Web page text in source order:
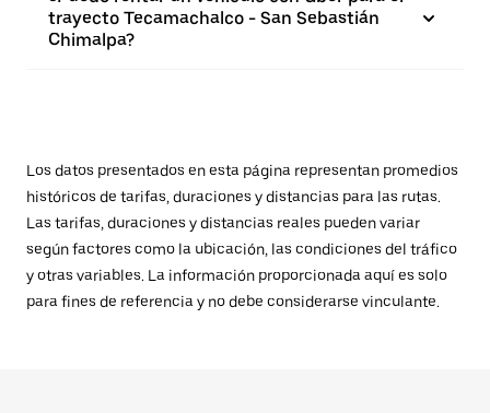
trayecto Tecamachalco - San Sebastián
Chimalpa?
Los datos presentados en esta página representan promedios
históricos de tarifas, duraciones y distancias para las rutas.
Las tarifas, duraciones y distancias reales pueden variar
según factores como la ubicación, las condiciones del tráfico
y otras variables. La información proporcionada aquí es solo
para fines de referencia y no debe considerarse vinculante.